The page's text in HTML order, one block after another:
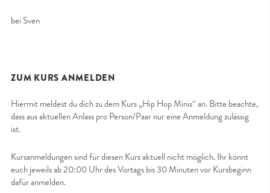
bei Sven
ZUM KURS ANMELDEN
Hiermit meldest du dich zu dem Kurs „Hip Hop Minis“ an. Bitte beachte,
dass aus aktuellen Anlass pro Person/Paar nur eine Anmeldung zulässig
ist.
Kursanmeldungen sind für diesen Kurs aktuell nicht möglich. Ihr könnt
euch jeweils ab 20:00 Uhr des Vortags bis 30 Minuten vor Kursbeginn
dafür anmelden.